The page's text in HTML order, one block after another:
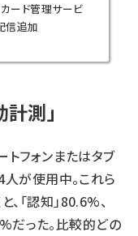
ード管理サービ
信追加
測」
フォンまたはタブ
が使用中。これら
、「認知」80.6%、
だった。比較的どの